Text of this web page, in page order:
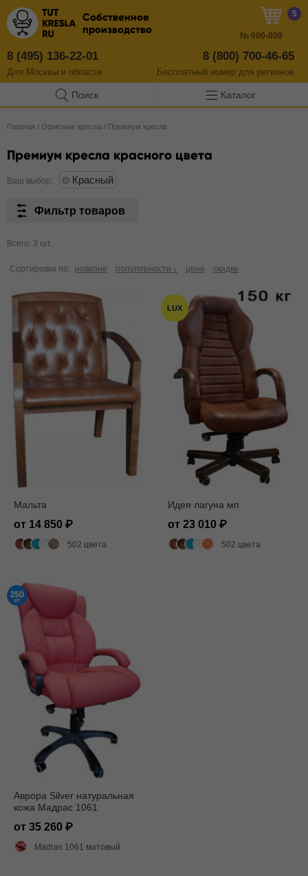
Собственное
производство
8 (495) 136-22-01
Для Москвы и области
8 (800) 700-46-65
Бесплатный номер для регионов
5
№ 000-000
Поиск Каталог
Главная / Офисные кресла / Премиум кресла
Премиум кресла красного цвета
Ваш выбор: Красный
Фильтр товаров
Всего: 3 шт.
Сортировка по: новизне популярности ↓ цене скидке
Мальта
от 14 850
502 цвета
LUX
Идея лагуна мп
от 23 010
502 цвета
Аврора Silver натуральная
кожа Мадрас 1061
от 35 260
Madras 1061 матовый